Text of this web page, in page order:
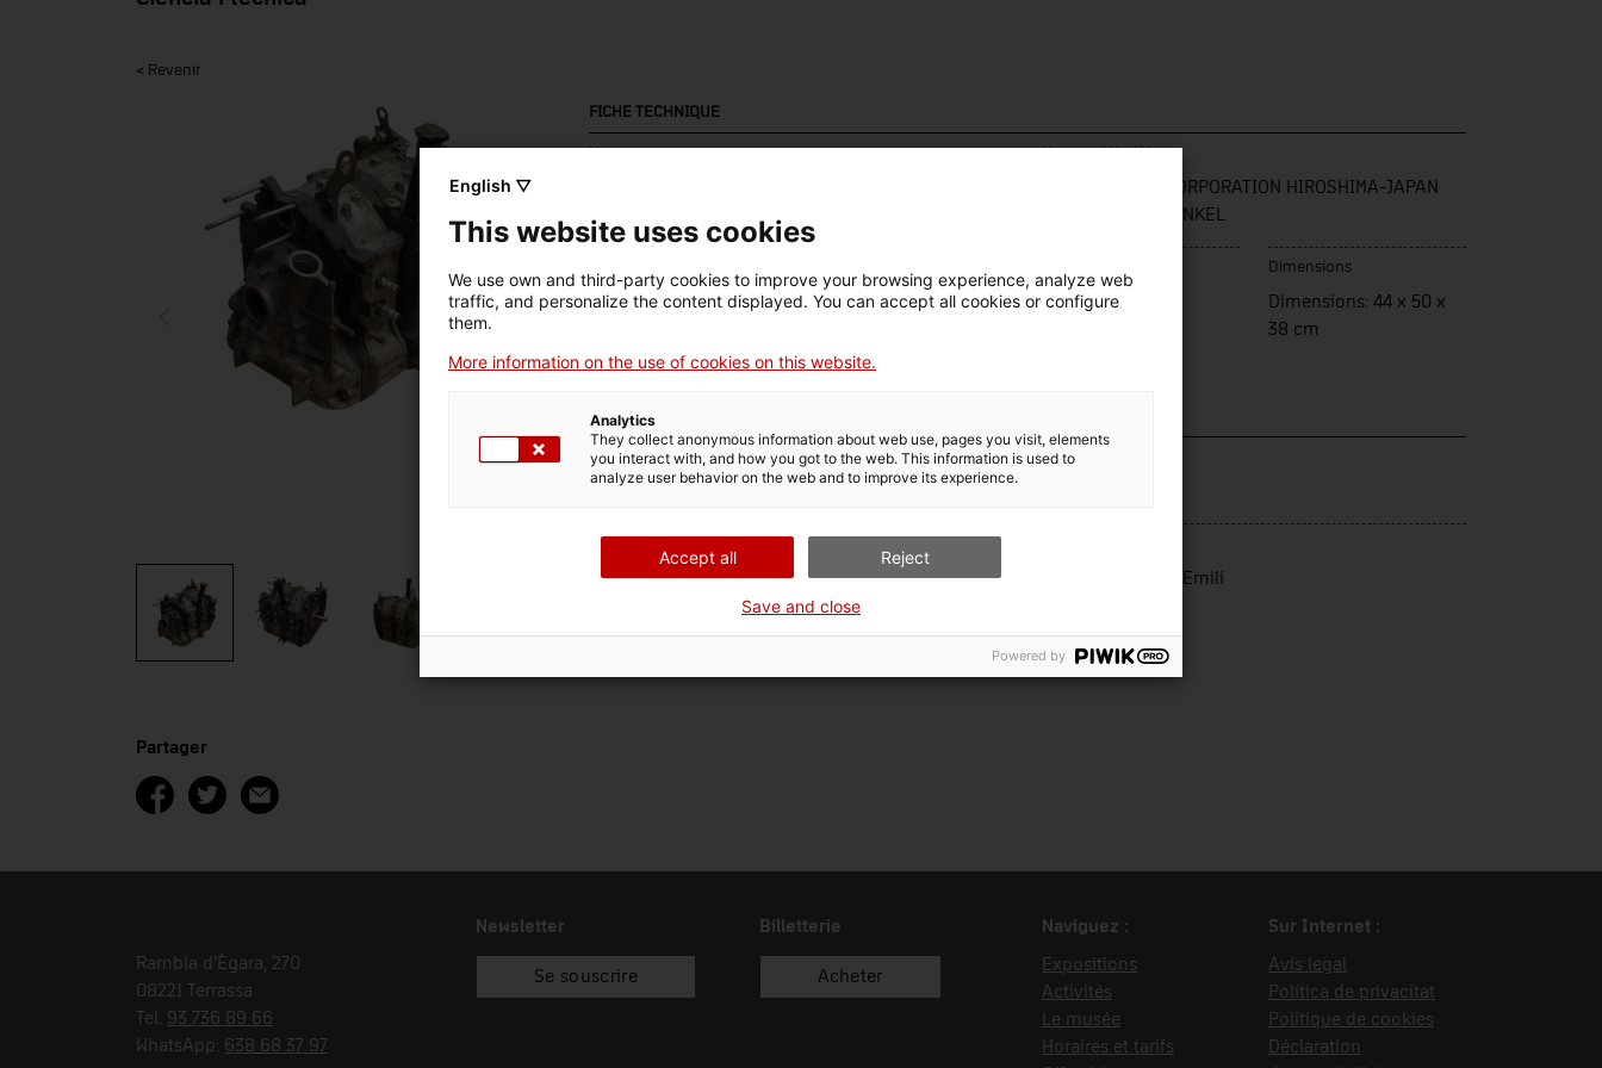
< Revenir
FICHE TECHNIQUE
Nom Marque / Modèle
MAZDA MOTOR CORPORATION HIROSHIMA-JAPAN
LICENSE NSU-WANKEL
7469 1974 - 1978 Japó
Dimensions
Dimensions: 44 x 50 x
38 cm
DONNÉES DU MUSÉE
Domaine thématique
Ciència i tècnica
Collection
Date d’entrée
27/11/1996 donació Luzón Granados, Emili
Partager
Rambla d'Ègara, 270
08221 Terrassa
Tel. 93 736 89 66
WhatsApp: 638 68 37 97
Newsletter
Se souscrire
Billetterie
Acheter
Naviguez :
Expositions
Activités
Le musée
Horaires et tarifs
Sur Internet :
Avís legal
Política de privacitat
Politique de cookies
Déclaration
English ▽
This website uses cookies
We use own and third-party cookies to improve your browsing experience, analyze web
traffic, and personalize the content displayed. You can accept all cookies or configure
them.
More information on the use of cookies on this website.
Analytics
They collect anonymous information about web use, pages you visit, elements
you interact with, and how you got to the web. This information is used to
analyze user behavior on the web and to improve its experience.
Accept all Reject
Save and close
Powered by